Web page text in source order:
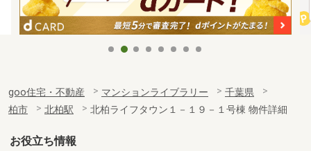
goo住宅・不動産 マンションライブラリー
千葉県
柏市
北柏駅 北柏ライフタウン１－１９－１号棟 物件詳細
お役立ち情報